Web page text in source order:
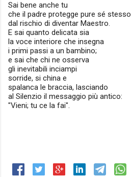
Sai bene anche tu
che il padre protegge pure sé stesso
dal rischio di diventar Maestro.
E sai quanto delicata sia
la voce interiore che insegna
i primi passi a un bambino;
e sai che chi ne osserva
gli inevitabili inciampi
sorride, si china e
spalanca le braccia, lasciando
al Silenzio il messaggio più antico:
"Vieni; tu ce la fai".